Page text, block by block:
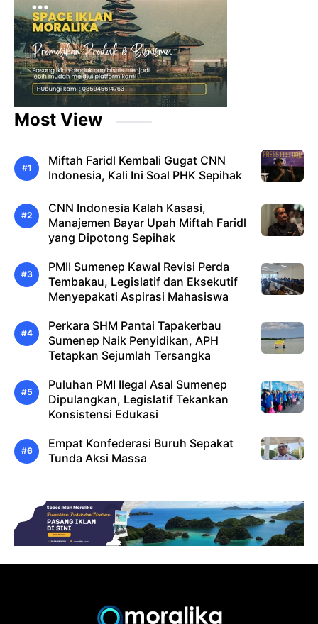
Most View
Miftah Faridl Kembali Gugat CNN
Indonesia, Kali Ini Soal PHK Sepihak
CNN Indonesia Kalah Kasasi,
Manajemen Bayar Upah Miftah Faridl
yang Dipotong Sepihak
PMII Sumenep Kawal Revisi Perda
Tembakau, Legislatif dan Eksekutif
Menyepakati Aspirasi Mahasiswa
Perkara SHM Pantai Tapakerbau
Sumenep Naik Penyidikan, APH
Tetapkan Sejumlah Tersangka
Puluhan PMI Ilegal Asal Sumenep
Dipulangkan, Legislatif Tekankan
Konsistensi Edukasi
Empat Konfederasi Buruh Sepakat
Tunda Aksi Massa